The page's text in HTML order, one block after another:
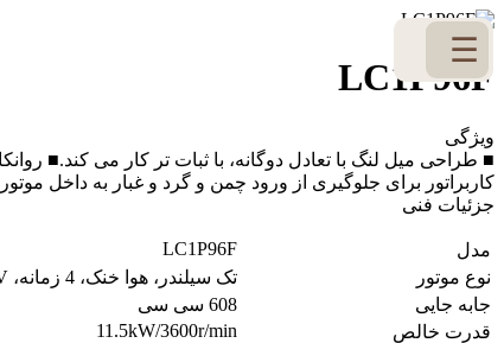
☰
LC1P96F
ویژگی
■ طراحی میل لنگ با تعادل دوگانه، با ثبات تر کار می کند.■
کاربراتور برای جلوگیری از ورود چمن و گرد و غبار به داخل
جزئیات فنی
مدل
LC1P96F
نوع موتور
تک سیلندر، هوا خنک، 4 زمانه، OHV
جابه جایی
608 سی سی
قدرت خالص
11.5kW/3600r/min